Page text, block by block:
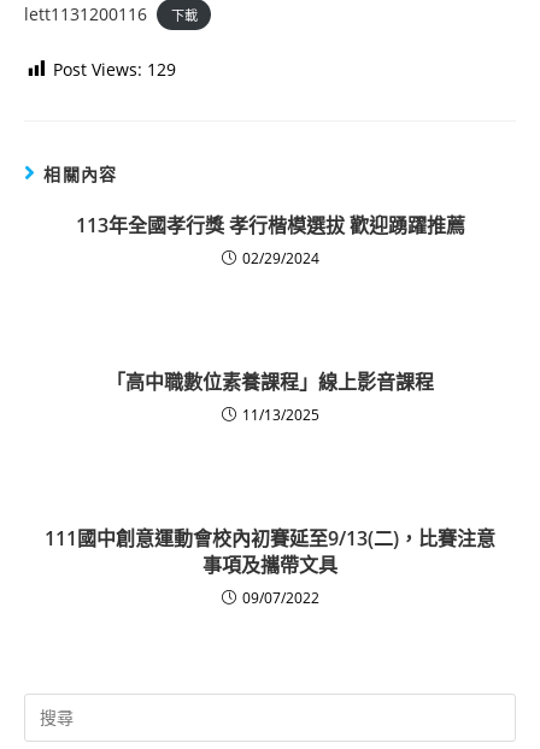
lett1131200116 下載
Post Views: 129
相關內容
113年全國孝行獎 孝行楷模選拔 歡迎踴躍推薦
02/29/2024
「高中職數位素養課程」線上影音課程
11/13/2025
111國中創意運動會校內初賽延至9/13(二)，比賽注意
事項及攜帶文具
09/07/2022
Search
for: